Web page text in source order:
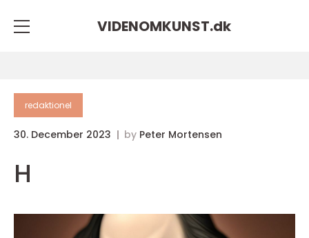
VIDENOMKUNST.dk
redaktionel
30. December 2023 by Peter Mortensen
H